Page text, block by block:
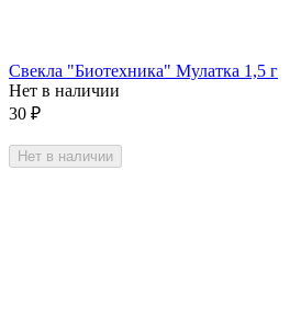
Свекла "Биотехника" Мулатка 1,5 г
Нет в наличии
30 ₽
Нет в наличии